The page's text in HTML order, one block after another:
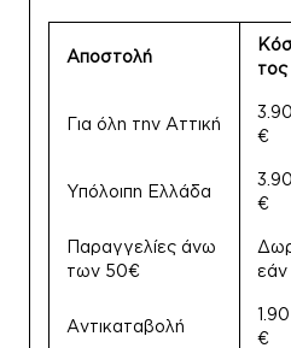
Αποστολή
τος
Για όλη την Αττική
3.90
€
Υπόλοιπη Ελλάδα
3.90
€
Παραγγελίες άνω
των 50€
εάν
Αντικαταβολή
1.90
€